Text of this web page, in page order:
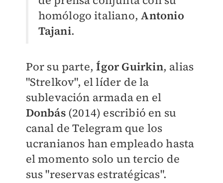
homólogo italiano,Antonio
Tajani.
Por su parte,Ígor Guirkin, alias
"Strelkov", el líder de la
sublevación armada en el
Donbás (2014) escribió en su
canal de Telegram que los
ucranianos han empleado hasta
el momento solo un tercio de
sus "reservas estratégicas".